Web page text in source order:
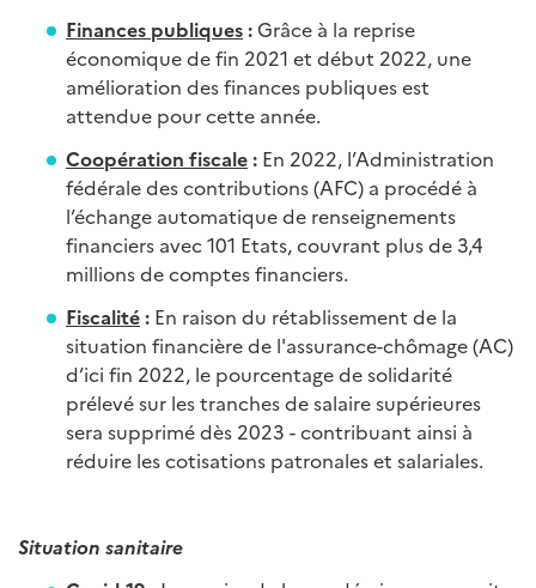
Finances publiques:Grâce à la reprise
économique de fin 2021 et début 2022, une
amélioration des finances publiques est
attendue pour cette année.
Coopération fiscale: En 2022, l’Administration
fédérale des contributions (AFC) a procédé à
l’échange automatique de renseignements
financiers avec 101 Etats, couvrant plus de 3,4
millions de comptes financiers.
Fiscalité: En raison du rétablissement de la
situation financière de l'assurance-chômage (AC)
d’ici fin 2022, le pourcentage de solidarité
prélevé sur les tranches de salaire supérieures
sera supprimé dès 2023 - contribuant ainsi à
réduire les cotisations patronales et salariales.
Situation sanitaire